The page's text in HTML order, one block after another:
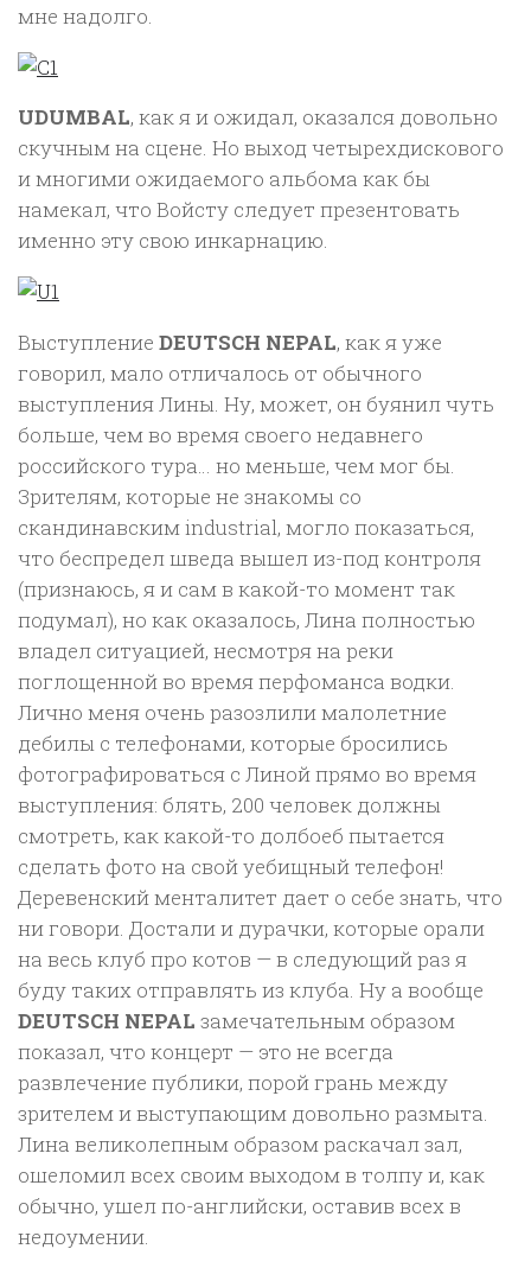
мне надолго.
UDUMBAL, как я и ожидал, оказался довольно
скучным на сцене. Но выход четырехдискового
и многими ожидаемого альбома как бы
намекал, что Войсту следует презентовать
именно эту свою инкарнацию.
Выступление DEUTSCH NEPAL, как я уже
говорил, мало отличалось от обычного
выступления Лины. Ну, может, он буянил чуть
больше, чем во время своего недавнего
российского тура… но меньше, чем мог бы.
Зрителям, которые не знакомы со
скандинавским industrial, могло показаться,
что беспредел шведа вышел из-под контроля
(признаюсь, я и сам в какой-то момент так
подумал), но как оказалось, Лина полностью
владел ситуацией, несмотря на реки
поглощенной во время перфоманса водки.
Лично меня очень разозлили малолетние
дебилы с телефонами, которые бросились
фотографироваться с Линой прямо во время
выступления: блять, 200 человек должны
смотреть, как какой-то долбоеб пытается
сделать фото на свой уебищный телефон!
Деревенский менталитет дает о себе знать, что
ни говори. Достали и дурачки, которые орали
на весь клуб про котов — в следующий раз я
буду таких отправлять из клуба. Ну а вообще
DEUTSCH NEPAL замечательным образом
показал, что концерт — это не всегда
развлечение публики, порой грань между
зрителем и выступающим довольно размыта.
Лина великолепным образом раскачал зал,
ошеломил всех своим выходом в толпу и, как
обычно, ушел по-английски, оставив всех в
недоумении.